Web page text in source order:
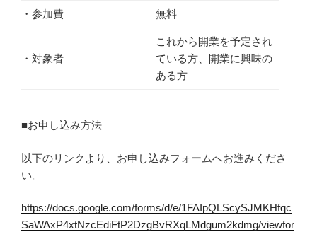
・参加費 無料
・対象者
これから開業を予定され
ている方、開業に興味の
ある方
■お申し込み方法
以下のリンクより、お申し込みフォームへお進みくださ
い。
https://docs.google.com/forms/d/e/1FAIpQLScySJMKHfqc
SaWAxP4xtNzcEdiFtP2DzgBvRXqLMdgum2kdmg/viewfor